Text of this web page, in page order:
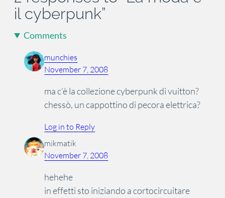
il cyberpunk”
Comments
munchies
November 7, 2008
ma c’è la collezione cyberpunk di vuitton?
chessò, un cappottino di pecora elettrica?
Log in to Reply
mikmatik
November 7, 2008
hehehe
in effetti sto iniziando a cortocircuitare